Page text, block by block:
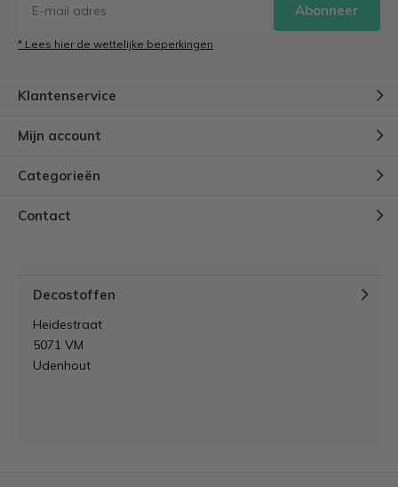
Abonneer
* Lees hier de wettelijke beperkingen
Klantenservice
Mijn account
Categorieën
Contact
Decostoffen
Heidestraat
5071 VM
Udenhout